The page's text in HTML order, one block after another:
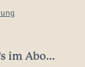
im Abo...